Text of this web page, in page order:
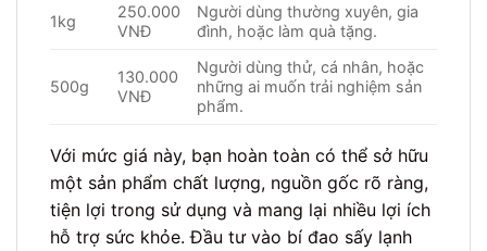
1kg
250.000
VNĐ
Người dùng thường xuyên, gia
đình, hoặc làm quà tặng.
500g
130.000
VNĐ
Người dùng thử, cá nhân, hoặc
những ai muốn trải nghiệm sản
phẩm.
Với mức giá này, bạn hoàn toàn có thể sở hữu
một sản phẩm chất lượng, nguồn gốc rõ ràng,
tiện lợi trong sử dụng và mang lại nhiều lợi ích
hỗ trợ sức khỏe. Đầu tư vào bí đao sấy lạnh